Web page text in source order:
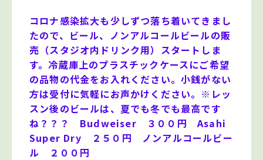
コロナ感染拡大も少しずつ落ち着いてきまし
たので、ビール、ノンアルコールビールの販
売（スタジオ内ドリンク用）スタートしま
す。冷蔵庫上のプラスチックケースにご希望
の品物の代金をお入れください。小銭がない
方は受付に気軽にお声かけください。※レッ
スン後のビールは、夏でも冬でも最高です
ね？？？ Budweiser ３００円 Asahi
Super Dry ２５０円 ノンアルコールビー
ル ２００円